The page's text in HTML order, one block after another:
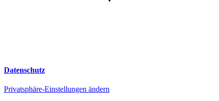
Datenschutz
Privatsphäre-Einstellungen ändern